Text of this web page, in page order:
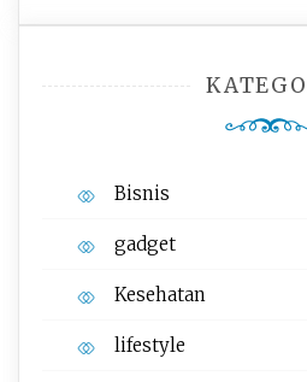
Bisnis
gadget
Kesehatan
lifestyle